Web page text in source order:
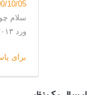
00/10/05 در
سلام
ورد ۲۰۱۳ به قبل استفاده کنید.
برای